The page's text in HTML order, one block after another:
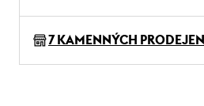
7 KAMENNÝCH PRODEJEN